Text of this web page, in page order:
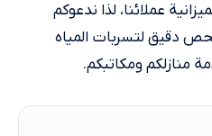
عملائنا، لذا ندعوكم
دقيق لتسربات المياه
منازلكم ومكاتبكم.